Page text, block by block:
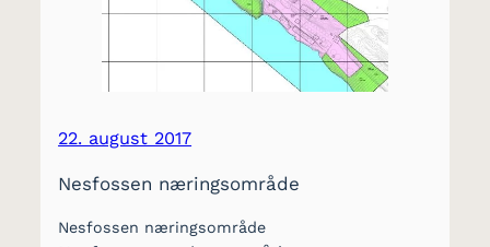
22. august 2017
Nesfossen næringsområde
Nesfossen næringsområde